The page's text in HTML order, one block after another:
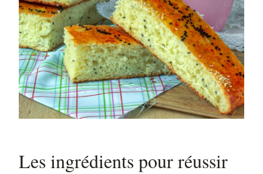
Les ingrédients pour réussir